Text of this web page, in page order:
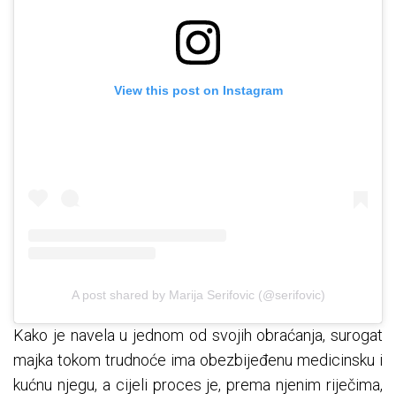
View this post on Instagram
A post shared by Marija Serifovic (@serifovic)
Kako je navela u jednom od svojih obraćanja, surogat
majka tokom trudnoće ima obezbijeđenu medicinsku i
kućnu njegu, a cijeli proces je, prema njenim riječima,